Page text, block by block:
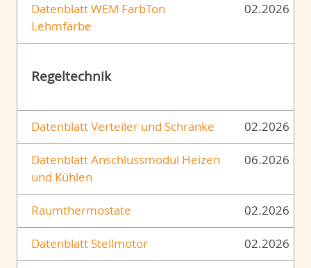
Datenblatt WEM FarbTon
Lehmfarbe
02.2026
Regeltechnik
Datenblatt Verteiler und Schränke 02.2026
Datenblatt Anschlussmodul Heizen
und Kühlen
06.2026
Raumthermostate 02.2026
Datenblatt Stellmotor 02.2026